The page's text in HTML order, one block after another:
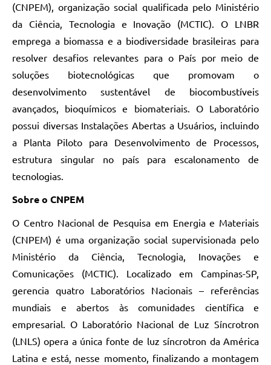
(CNPEM), organização social qualificada pelo Ministério
da Ciência, Tecnologia e Inovação (MCTIC). O LNBR
emprega a biomassa e a biodiversidade brasileiras para
resolver desafios relevantes para o País por meio de
soluções biotecnológicas que promovam o
desenvolvimento sustentável de biocombustíveis
avançados, bioquímicos e biomateriais. O Laboratório
possui diversas Instalações Abertas a Usuários, incluindo
a Planta Piloto para Desenvolvimento de Processos,
estrutura singular no país para escalonamento de
tecnologias.
Sobre o CNPEM
O Centro Nacional de Pesquisa em Energia e Materiais
(CNPEM) é uma organização social supervisionada pelo
Ministério da Ciência, Tecnologia, Inovações e
Comunicações (MCTIC). Localizado em Campinas-SP,
gerencia quatro Laboratórios Nacionais – referências
mundiais e abertos às comunidades científica e
empresarial. O Laboratório Nacional de Luz Síncrotron
(LNLS) opera a única fonte de luz síncrotron da América
Latina e está, nesse momento, finalizando a montagem